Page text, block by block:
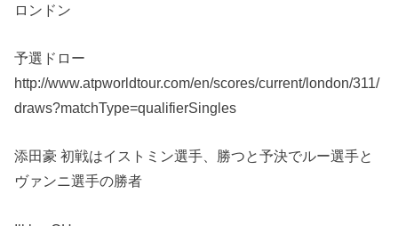
ロンドン
予選ドロー
http://www.atpworldtour.com/en/scores/current/london/311/
draws?matchType=qualifierSingles
添田豪 初戦はイストミン選手、勝つと予決でルー選手と
ヴァンニ選手の勝者